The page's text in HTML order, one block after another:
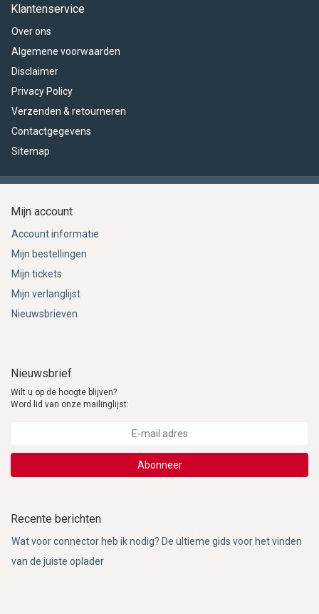
Klantenservice
Over ons
Algemene voorwaarden
Disclaimer
Privacy Policy
Verzenden & retourneren
Contactgegevens
Sitemap
Mijn account
Account informatie
Mijn bestellingen
Mijn tickets
Mijn verlanglijst
Nieuwsbrieven
Nieuwsbrief
Wilt u op de hoogte blijven?
Word lid van onze mailinglijst:
Abonneer
Recente berichten
Wat voor connector heb ik nodig? De ultieme gids voor het vinden
van de juiste oplader